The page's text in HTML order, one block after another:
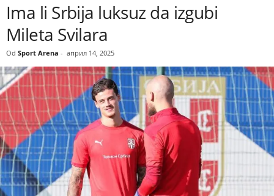
Ima li Srbija luksuz da izgubi
Mileta Svilara
Od Sport Arena - април 14, 2025